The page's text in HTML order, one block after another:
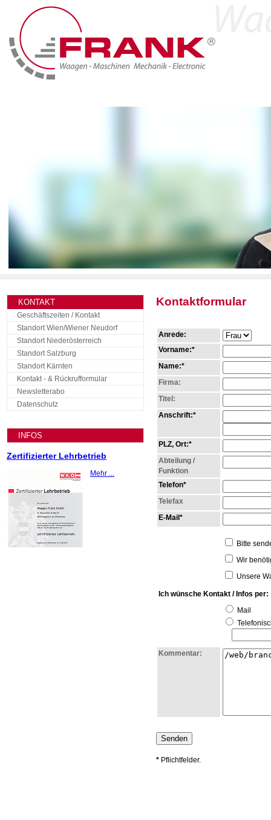
KONTAKT
Geschäftszeiten / Kontakt
Standort Wien/Wiener Neudorf
Standort Niederösterreich
Standort Salzburg
Standort Kärnten
Kontakt - & Rückrufformular
Newsletterabo
Datenschutz
INFOS
Zertifizierter Lehrbetrieb
Mehr ...
Kontaktformular
Anrede:
Vorname:*
Name:*
Firma:
Titel:
Anschrift:*
PLZ, Ort:*
Abteilung /
Funktion
Telefon*
Telefax
E-Mail*
Bitte
Wir
Unsere
Ich wünsche Kontakt / Infos per:
Mail
Kommentar:
* Pflichtfelder.